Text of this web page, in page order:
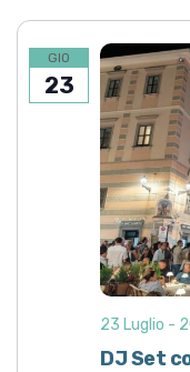
GIO
23
DJ Set
23 Luglio -